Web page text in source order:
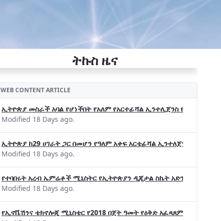
ትኩስ ዜና
WEB CONTENT ARTICLE
ኢትዮጵያ መስራች አባል የሆነችበት የአለም የአርተፊሻል ኢንተሊጀንስ የትብብር
Modified 18 Days ago.
ኢትዮጵያ ከ29 ሀገራት ጋር በመሆን የዓለም አቀፍ አርቴፊሻል ኢንተለጀንስ ትብብር
Modified 18 Days ago.
የተባበሩት አረብ ኤምሬቶች ሚኒስትር የኢትዮጵያን ዲጂታል ስኬት አድንቀዋል
Modified 18 Days ago.
የኢኖቬሽንና ቴክኖሎጂ ሚኒስቴር የ2018 በጀት ዓመት የዕቅድ አፈጻጸምና የቀጣይ